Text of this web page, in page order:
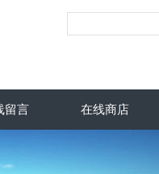
留言 在线商店